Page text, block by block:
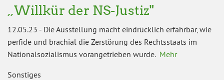
„Willkür der NS-Justiz"
12.05.23 - Die Ausstellung macht eindrücklich erfahrbar, wie
perfide und brachial die Zerstörung des Rechtsstaats im
Nationalsozialismus vorangetrieben wurde. Mehr
Sonstiges